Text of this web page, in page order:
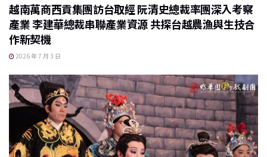
越南萬商西貢集團訪台取經 阮清史總裁率團深入考察
產業 李建華總裁串聯產業資源 共探台越農漁與生技合
作新契機
2026 年 7 月 3 日